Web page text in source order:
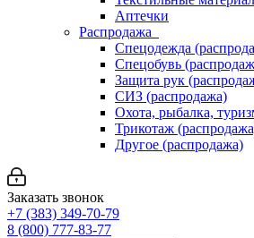
Аптечки
Распродажа
Спецодежда
Спецобувь
Защита рук
СИЗ (распродажа)
Охота, рыбалка,
Трикотаж
Другое (распродажа)
Заказать звонок
+7 (383) 349-70-79
8 (800) 777-83-77